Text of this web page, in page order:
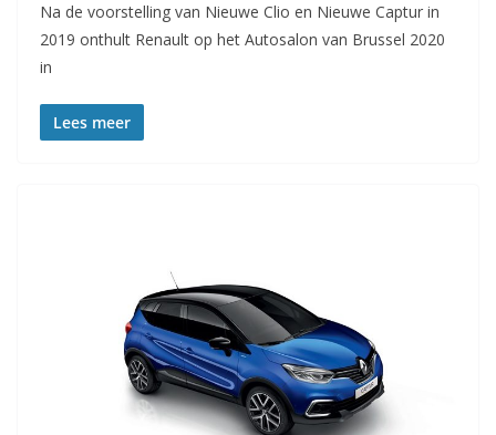
Na de voorstelling van Nieuwe Clio en Nieuwe Captur in
2019 onthult Renault op het Autosalon van Brussel 2020
in
Lees meer